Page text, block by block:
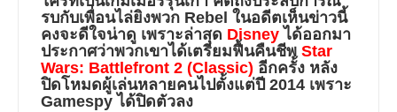
รบกับเพื่อนไล่ยิงพวก Rebel ในอดีตเห็นข่าวนี้
คงจะดีใจน่าดู เพราะล่าสุด Disney ได้ออกมา
ประกาศว่าพวกเขาได้เตรียมฟื้นคืนชีพStar
Wars: Battlefront 2 (Classic) อีกครั้ง หลัง
ปิดโหมดผู้เล่นหลายคนไปตั้งแต่ปี 2014 เพราะ
Gamespy ได้ปิดตัวลง